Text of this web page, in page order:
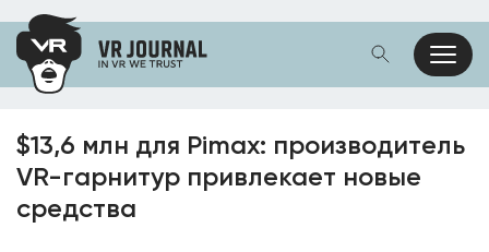
$13,6 млн для Pimax: производитель
VR-гарнитур привлекает новые
средства